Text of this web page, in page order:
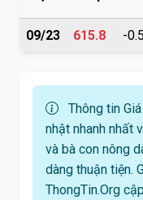
09/23 615.8 -0.5
Thông tin
nhật nhanh nhất
và bà con nông
dàng thuận tiện.
ThongTin.Org